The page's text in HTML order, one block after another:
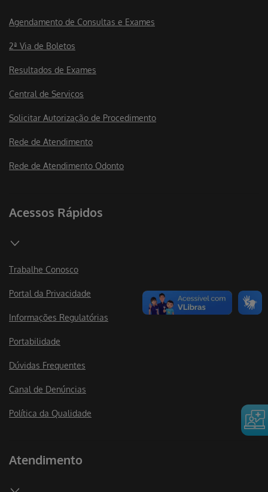
Agendamento de Consultas e Exames
2ª Via de Boletos
Resultados de Exames
Central de Serviços
Solicitar Autorização de Procedimento
Rede de Atendimento
Rede de Atendimento Odonto
Acessos Rápidos
Trabalhe Conosco
Portal da Privacidade
Informações Regulatórias
Portabilidade
Dúvidas Frequentes
Canal de Denúncias
Política da Qualidade
Atendimento